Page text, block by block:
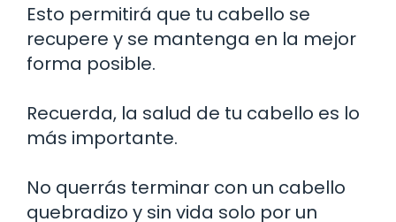
Esto permitirá que tu cabello se
recupere y se mantenga en la mejor
forma posible.
Recuerda, la salud de tu cabello es lo
más importante.
No querrás terminar con un cabello
quebradizo y sin vida solo por un